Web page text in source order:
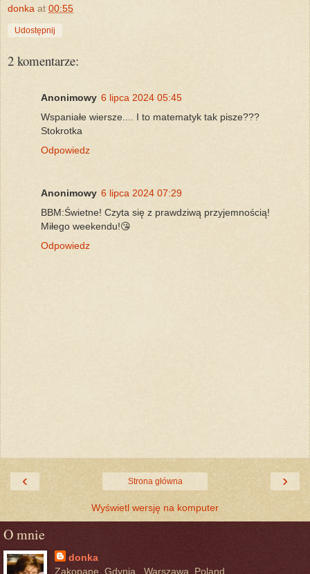
donka at 00:55
Udostępnij
2 komentarze:
Anonimowy 6 lipca 2024 05:45
Wspaniałe wiersze.... I to matematyk tak pisze???
Stokrotka
Odpowiedz
Anonimowy 6 lipca 2024 07:29
BBM:Świetne! Czyta się z prawdziwą przyjemnością!
Miłego weekendu!😘
Odpowiedz
‹ ›
Strona główna
Wyświetl wersję na komputer
O mnie
donka
Zakopane, Gdynia,. Warszawa, Poland